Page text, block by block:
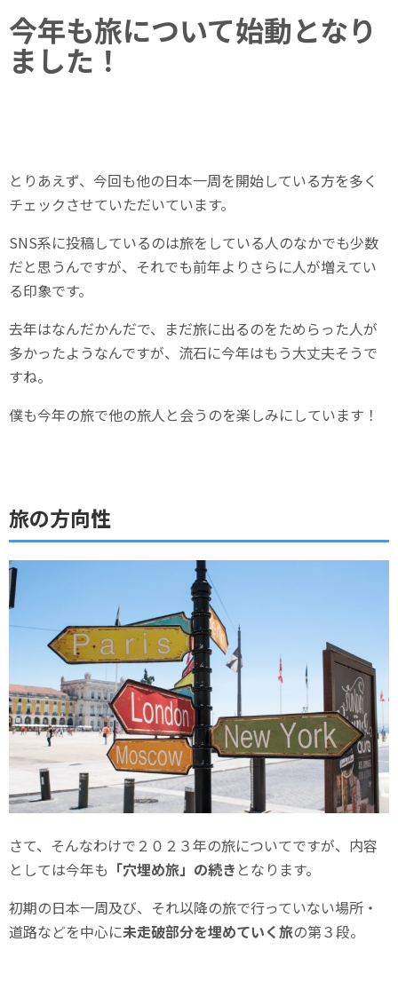
今年も旅について始動となり
ました！
とりあえず、今回も他の日本一周を開始している方を多く
チェックさせていただいています。
SNS系に投稿しているのは旅をしている人のなかでも少数
だと思うんですが、それでも前年よりさらに人が増えてい
る印象です。
去年はなんだかんだで、まだ旅に出るのをためらった人が
多かったようなんですが、流石に今年はもう大丈夫そうで
すね。
僕も今年の旅で他の旅人と会うのを楽しみにしています！
旅の方向性
さて、そんなわけで２０２３年の旅についてですが、内容
としては今年も 「穴埋め旅」の続き となります。
初期の日本一周及び、それ以降の旅で行っていない場所・
道路などを中心に未走破部分を埋めていく旅の第３段。